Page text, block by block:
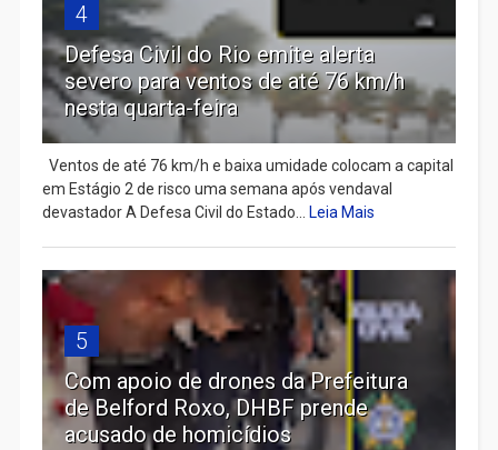
4
Defesa Civil do Rio emite alerta
severo para ventos de até 76 km/h
nesta quarta-feira
Ventos de até 76 km/h e baixa umidade colocam a capital
em Estágio 2 de risco uma semana após vendaval
devastador A Defesa Civil do Estado... Leia Mais
5
Com apoio de drones da Prefeitura
de Belford Roxo, DHBF prende
acusado de homicídios